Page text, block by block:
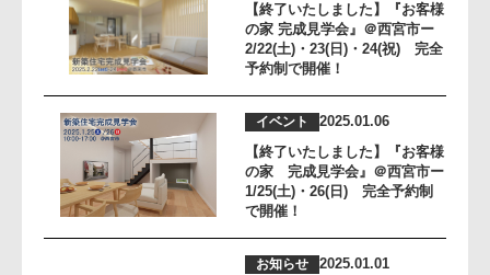
【終了いたしました】『お客様
の家 完成見学会』＠西宮市ー
2/22(土)・23(日)・24(祝) 完全
予約制で開催！
イベント
2025.01.06
【終了いたしました】『お客様
の家 完成見学会』＠西宮市ー
1/25(土)・26(日) 完全予約制
で開催！
お知らせ
2025.01.01